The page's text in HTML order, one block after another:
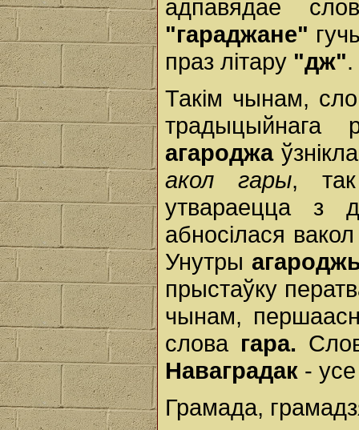
адпавядае
"гараджане"
праз літару "дж".
Такім чынам,
агароджа
акол гары,
утвараецца з
абносілася
Унутры
прыстаўку
чынам,
слова гара.
Наваградак -
Грамада,